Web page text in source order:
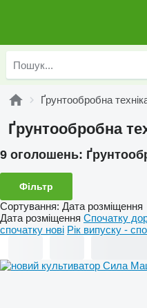
Ґрунтообробна
Ґрунтообробна
9 оголошень:
Фільтр
Сортування: Дата розміщення
Дата розміщення Спочатку
спочатку нові Рік випуску -